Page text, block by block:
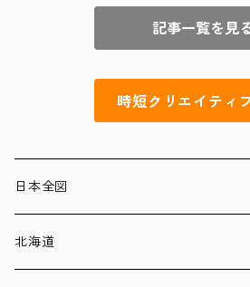
記事一覧を見
時短クリエイティ
日本全図
北海道